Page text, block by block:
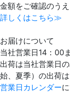
金額をご確認のう
詳しくはこちら≫
お届けについて
当社営業日14：00
出荷は当社営業日
始、夏季）の出荷
営業日カレンダー